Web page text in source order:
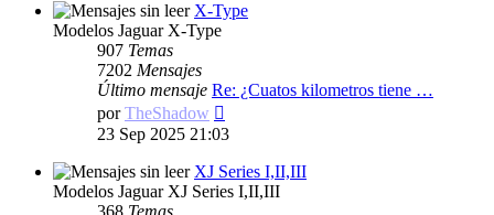
X-Type
Modelos Jaguar X-Type
907 Temas
7202 Mensajes
Último mensaje Re: ¿Cuatos kilometros tiene …
porTheShadow
último
23 Sep 2025 21:03
XJ Series I,II,III
Modelos Jaguar XJ Series I,II,III